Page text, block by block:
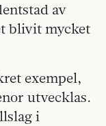
av
blivit mycket
exempel,
utvecklas.
i